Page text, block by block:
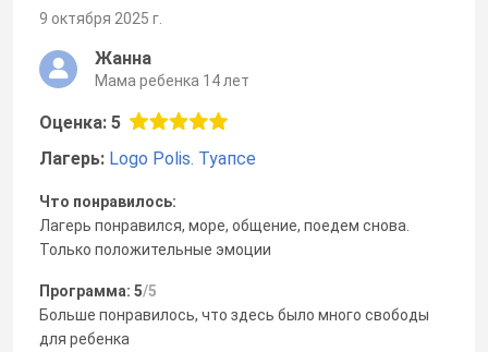
9 октября 2025 г.
Жанна
Мама ребенка 14 лет
Оценка: 5
Лагерь: Logo Polis. Туапсе
Что понравилось:
Лагерь понравился, море, общение, поедем снова.
Только положительные эмоции
Программа: 5/5
Больше понравилось, что здесь было много свободы
для ребенка